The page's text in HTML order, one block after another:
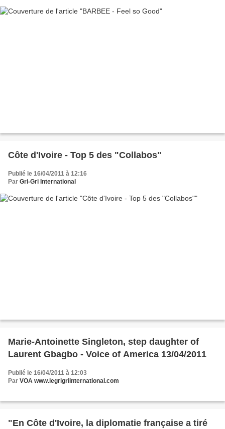
Côte d'Ivoire - Top 5 des "Collabos"
Publié le 16/04/2011 à 12:16
Par Gri-Gri International
Marie-Antoinette Singleton, step daughter of
Laurent Gbagbo - Voice of America 13/04/2011
Publié le 16/04/2011 à 12:03
Par VOA www.legrigriinternational.com
"En Côte d'Ivoire, la diplomatie française a tiré